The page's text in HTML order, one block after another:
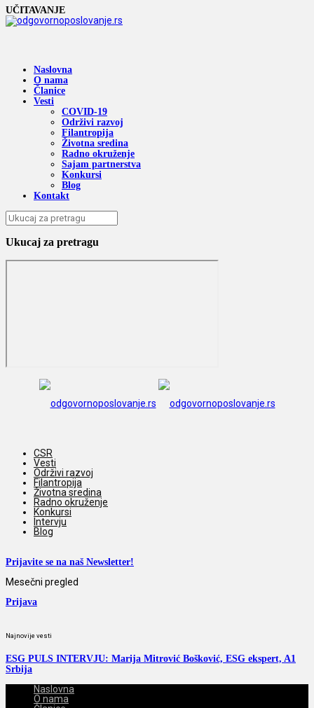
UČITAVANJE
Naslovna
O nama
Članice
Vesti
COVID-19
Održivi razvoj
Filantropija
Životna sredina
Radno okruženje
Sajam partnerstva
Konkursi
Blog
Kontakt
Ukucaj za pretragu
CSR
Vesti
Održivi razvoj
Filantropija
Životna sredina
Radno okruženje
Konkursi
Intervju
Blog
Prijavite se na naš Newsletter!
Mesečni pregled
Prijava
Najnovije vesti
ESG PULS INTERVJU: Marija Mitrović Bošković, ESG ekspert, A1
Srbija
Naslovna
O nama